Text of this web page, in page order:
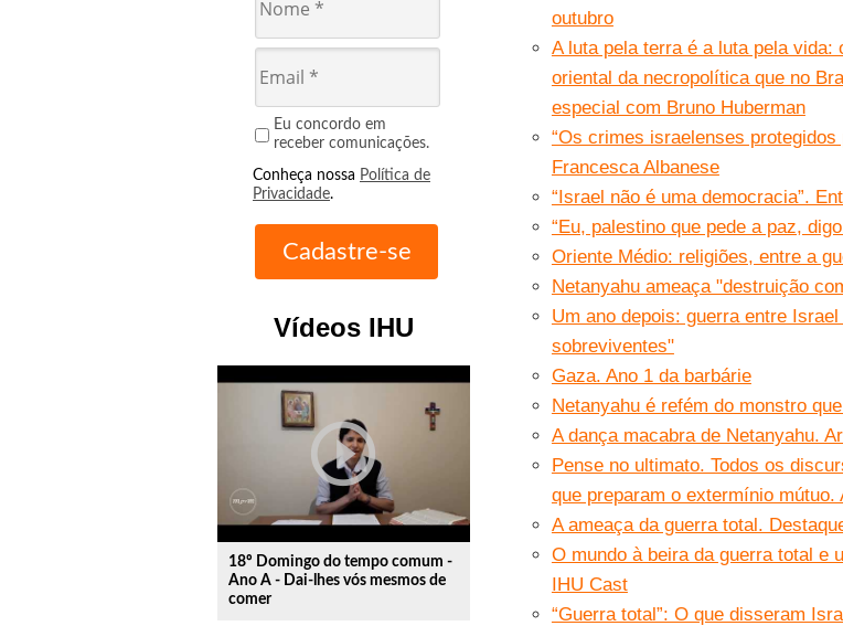
Eu concordo em
receber comunicações.
Conheça nossa Política de
Privacidade.
Vídeos IHU
play_circle_outline
18º Domingo do tempo comum -
Ano A - Dai-lhes vós mesmos de
comer
outubro
A luta pela terra é a luta pela
oriental da necropolítica que no
especial com Bruno Huberman
“Os crimes israelenses
Francesca Albanese
“Israel não é uma democracia”.
“Eu, palestino que pede a paz,
Oriente Médio: religiões, entre a
Netanyahu ameaça "destruição
Um ano depois: guerra entre
sobreviventes"
Gaza. Ano 1 da barbárie
Netanyahu é refém do monstro
A dança macabra de Netanyahu.
Pense no ultimato. Todos os
que preparam o extermínio
A ameaça da guerra total.
O mundo à beira da guerra total e
IHU Cast
“Guerra total”: O que disseram